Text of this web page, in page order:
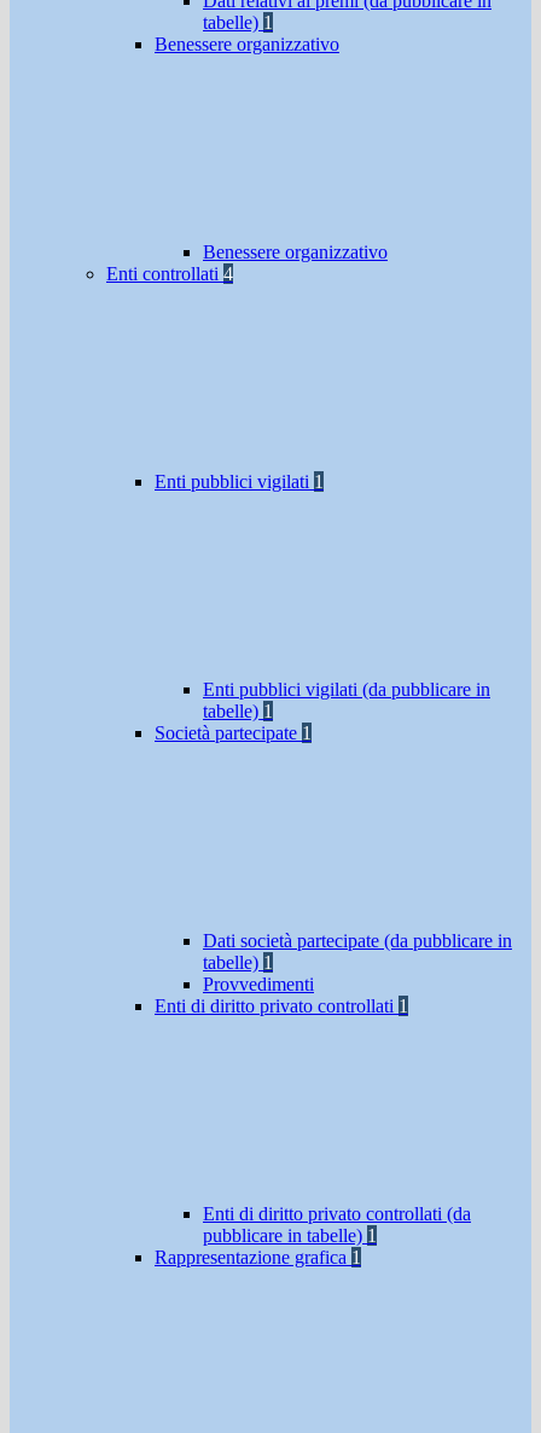
tabelle) 1
Benessere organizzativo
Benessere organizzativo
Enti controllati 4
Enti pubblici vigilati 1
Enti pubblici vigilati (da pubblicare in
tabelle) 1
Società partecipate 1
Dati società partecipate (da pubblicare in
tabelle) 1
Provvedimenti
Enti di diritto privato controllati 1
Enti di diritto privato controllati (da
pubblicare in tabelle) 1
Rappresentazione grafica 1